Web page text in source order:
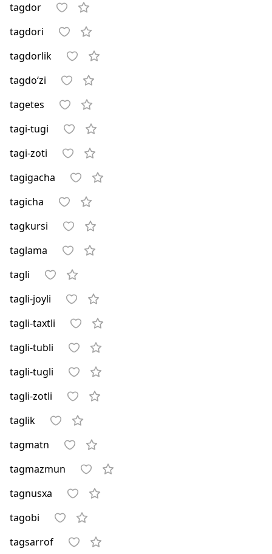
tagdor
tagdori
tagdorlik
tagdo‘zi
tagetes
tagi-tugi
tagi-zoti
tagigacha
tagicha
tagkursi
taglama
tagli
tagli-joyli
tagli-taxtli
tagli-tubli
tagli-tugli
tagli-zotli
taglik
tagmatn
tagmazmun
tagnusxa
tagobi
tagsarrof